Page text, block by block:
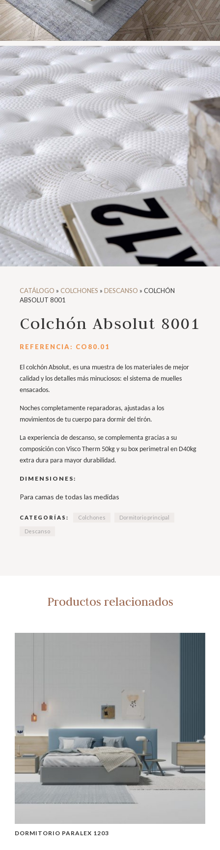
CATÁLOGO » COLCHONES » DESCANSO » COLCHÓN
ABSOLUT 8001
Colchón Absolut 8001
REFERENCIA: CO80.01
El colchón Absolut, es una muestra de los materiales de mejor
calidad y los detalles más minuciosos: el sistema de muelles
ensacados.
Noches completamente reparadoras, ajustadas a los
movimientos de tu cuerpo para dormir del tirón.
La experiencia de descanso, se complementa gracias a su
composición con Visco Therm 50kg y su box perimetral en D40kg
extra dura para mayor durabilidad.
DIMENSIONES:
Para camas de todas las medidas
CATEGORÍAS: Colchones Dormitorio principal
Descanso
Productos relacionados
DORMITORIO PARALEX 1203